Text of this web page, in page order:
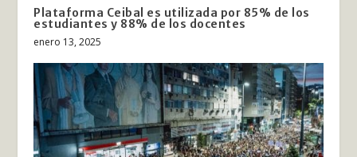
Plataforma Ceibal es utilizada por 85% de los
estudiantes y 88% de los docentes
enero 13, 2025